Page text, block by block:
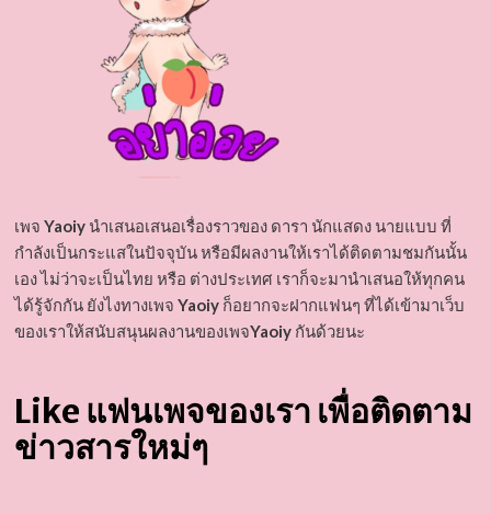
เพจ Yaoiyนำเสนอเสนอเรื่องราวของ ดารา นักแสดง นายแบบ ที่
กำลังเป็นกระแสในปัจจุบัน หรือมีผลงานให้เราได้ติดตามชมกันนั้น
เอง ไม่ว่าจะเป็นไทย หรือ ต่างประเทศ เราก็จะมานำเสนอให้ทุกคน
ได้รู้จักกัน ยังไงทางเพจ Yaoiyก็อยากจะฝากแฟนๆ ที่ได้เข้ามาเว็บ
ของเราให้สนับสนุนผลงานของเพจYaoiyกันด้วยนะ
Like แฟนเพจของเรา เพื่อติดตาม
ข่าวสารใหม่ๆ